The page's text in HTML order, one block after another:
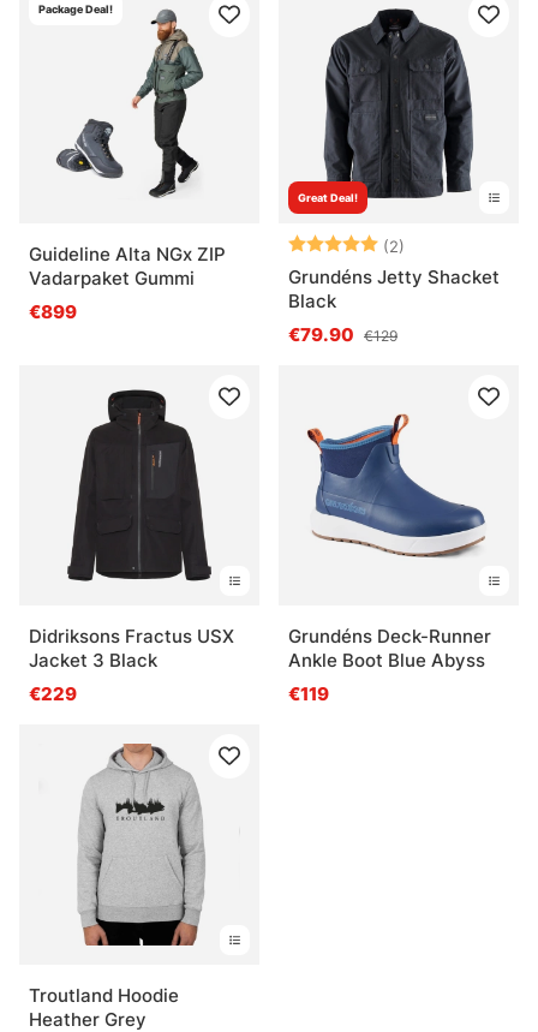
Package Deal!
Guideline Alta NGx ZIP
Vadarpaket Gummi
€899
Great Deal!
Arvio: (2)
Grundéns Jetty Shacket
Black
€79.90 €129
Didriksons Fractus USX
Jacket 3 Black
€229
Grundéns Deck-Runner
Ankle Boot Blue Abyss
€119
Troutland Hoodie
Heather Grey